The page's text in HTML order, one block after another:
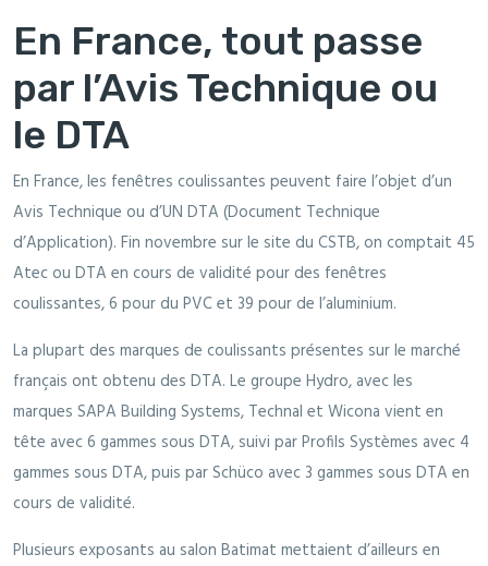
En France, tout passe
par l’Avis Technique ou
le DTA
En France, les fenêtres coulissantes peuvent faire l’objet d’un
Avis Technique ou d’UN DTA (Document Technique
d’Application). Fin novembre sur le site du CSTB, on comptait 45
Atec ou DTA en cours de validité pour des fenêtres
coulissantes, 6 pour du PVC et 39 pour de l’aluminium.
La plupart des marques de coulissants présentes sur le marché
français ont obtenu des DTA. Le groupe Hydro, avec les
marques SAPA Building Systems, Technal et Wicona vient en
tête avec 6 gammes sous DTA, suivi par Profils Systèmes avec 4
gammes sous DTA, puis par Schüco avec 3 gammes sous DTA en
cours de validité.
Plusieurs exposants au salon Batimat mettaient d’ailleurs en